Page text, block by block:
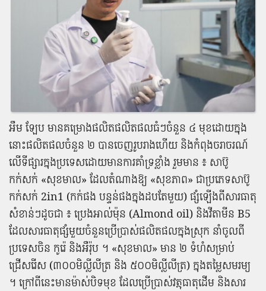
អឹ​ម​ ឡែ​ប មាន​គម្រោង​ផលិត​ផលិតផល​ធំ​ៗ​ចំនួន ៤ មុខ​ដោយ​ក្នុង​
នោះ​ផលិតផល​ចំនួន ២ បាន​ចេញ​រូបរាង​ហើយ និង​កំពុង​ចរាចរណ៍​
លើ​ទីផ្សារ​ក្នុង​ប្រទេស​ដោយ​មានការ​គាំទ្រ​ខ្លាំង រួម​មាន ៖ សាប៊ូ​
កក់សក់ «​សុខ​មា​ល​» ដែល​តំណាង​ឱ្យ «​សុខភាព​» ជា​ប្រភេទ​សាប៊ូ​
កក់សក់ 2in1 (​កក់​ផង បន្ទន់​ផង​ក្នុង​ដប​តែ​មួយ​) ផ្សំ​ឡើង​ពី​សារធាតុ​
សំខាន់​ៗ​ដូច​ជា ៖ ប្រេង​អាល់​ម៉ុ​ន (Almond oil) និង​វីតាមីន B5
ដែល​សារធាតុ​ផ្សំ​មួយ​ចំនួន​ប្រើប្រាស់​ផលិតផល​ក្នុងស្រុក នាំ​ចូល​ពី​
ប្រទេស​ចិន កូរ៉េ និង​អឺរ៉ុប ។ «​សុខ​មា​ល​» មាន ២ ទំហំ​សម្រាប់​
ជ្រើសរើស (៣០០​មិ​ល្លី​លី​ត្រ និង ៥០០​មិ​ល្លី​លី​ត្រ​) ក្នុង​តម្លៃ​សមរម្យ
។ ក្រៅពី​នេះ​មាន​ម៉ាស់​បិទមុខ ដែល​ប្រើប្រាស់​វត្ថុធាតុដើម និង​សារ